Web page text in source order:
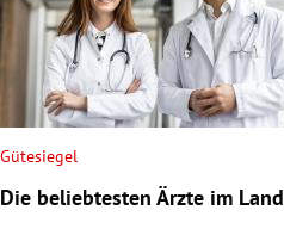
Gütesiegel
Die beliebtesten Ärzte im Land